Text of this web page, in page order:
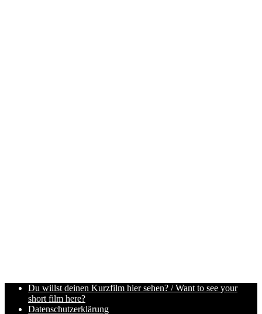
Du willst deinen Kurzfilm hier sehen? / Want to see your
short film here?
Datenschutzerklärung